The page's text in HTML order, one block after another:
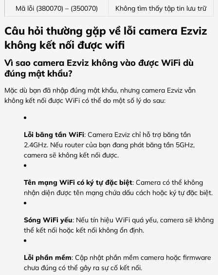
Mã lỗi (380070) – (350070) Không tìm thấy tập tin lưu trữ
Câu hỏi thường gặp về lỗi camera Ezviz
không kết nối được wifi
Vì sao camera Ezviz không vào được WiFi dù
đúng mật khẩu?
Mặc dù bạn đã nhập đúng mật khẩu, nhưng camera Ezviz vẫn
không kết nối được WiFi có thể do một số lý do sau:
Lỗi băng tần WiFi: Camera Ezviz chỉ hỗ trợ băng tần
2.4GHz. Nếu router của bạn đang phát băng tần 5GHz,
camera sẽ không kết nối được.
Tên mạng WiFi có ký tự đặc biệt: Camera có thể không
nhận diện được tên mạng chứa dấu cách hoặc ký tự đặc biệt.
Sóng WiFi yếu: Nếu tín hiệu WiFi quá yếu, camera sẽ không
thể kết nối hoặc kết nối không ổn định.
Lỗi phần mềm: Cập nhật phần mềm camera hoặc firmware
chưa đúng có thể gây ra sự cố kết nối.